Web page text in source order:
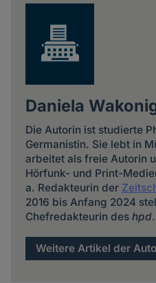
Daniela
Die Autorin ist studierte
Germanistin. Sie lebt in
arbeitet als freie Autorin
Hörfunk- und Print-
a. Redakteurin der
2016 bis Anfang 2024
Chefredakteurin des hpd.
Weitere Artikel der